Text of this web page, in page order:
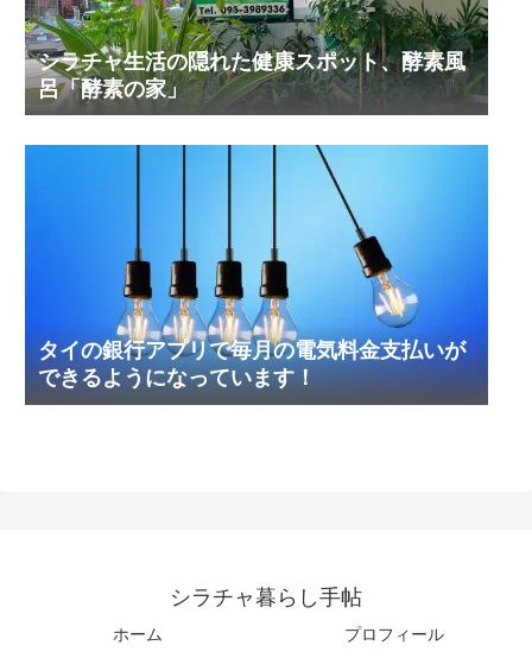
シラチャ生活の隠れた健康スポット、酵素風
呂「酵素の家」
タイの銀行アプリで毎月の電気料金支払いが
できるようになっています！
シラチャ暮らし手帖
ホーム プロフィール